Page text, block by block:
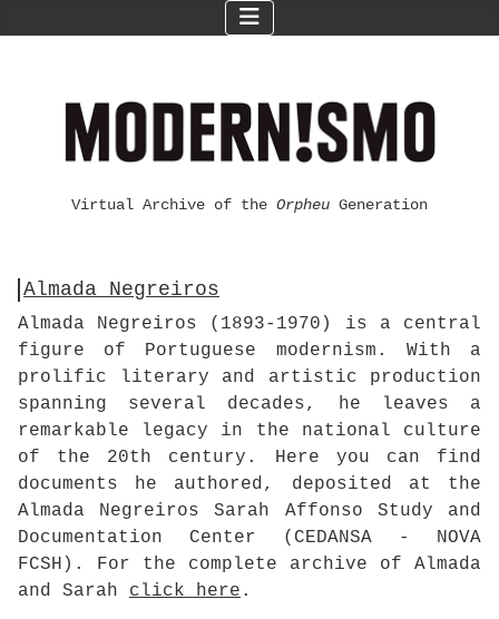
Virtual Archive of the Orpheu Generation
Almada Negreiros
Almada Negreiros (1893-1970) is a central
figure of Portuguese modernism. With a
prolific literary and artistic production
spanning several decades, he leaves a
remarkable legacy in the national culture
of the 20th century. Here you can find
documents he authored, deposited at the
Almada Negreiros Sarah Affonso Study and
Documentation Center (CEDANSA - NOVA
FCSH). For the complete archive of Almada
and Sarah click here .